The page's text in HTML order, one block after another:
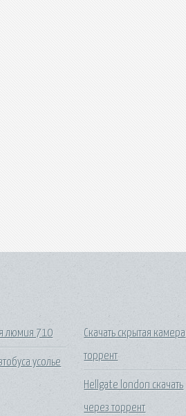
люмия 710
усолье
Скачать скрытая камера
торрент
Hellgate london скачать
через торрент